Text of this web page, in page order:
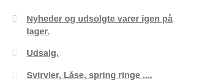
Nyheder og udsolgte varer igen på
lager.
Udsalg.
Svirvler, Låse, spring ringe ....